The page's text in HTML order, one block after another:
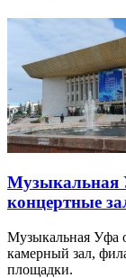
Музыкальная
концертные
Музыкальная Уфа
камерный зал,
площадки.